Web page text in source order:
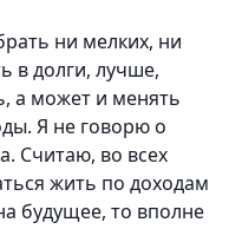
ни мелких, ни
в долги, лучше,
а может и менять
Я не говорю о
Считаю, во всех
жить по доходам
будущее, то вполне